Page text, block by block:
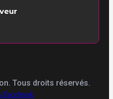
Tous droits réservés.
Facebook